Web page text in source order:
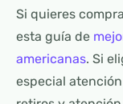
Si quieres
esta guía de
americanas. Si
especial